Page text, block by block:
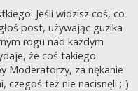
Jeśli widzisz coś, co
post, używając guzika
rogu nad każdym
że coś takiego
Moderatorzy, za nękanie
czegoś też nie nacisnęli ;-)